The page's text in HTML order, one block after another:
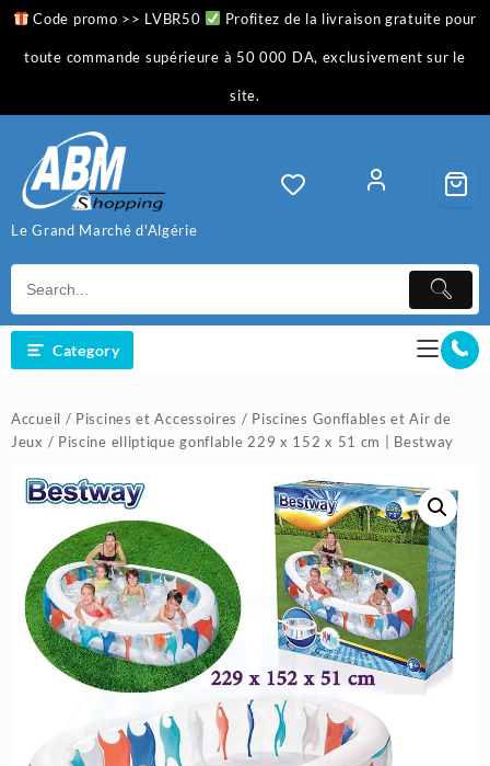
Skip
content
Code promo >> LVBR50 Profitez de la livraison gratuite pour
toute commande supérieure à 50 000 DA, exclusivement sur le
site.
Le Grand Marché d'Algérie
Category
Accueil / Piscines et Accessoires / Piscines Gonflables et Air de
Jeux / Piscine elliptique gonflable 229 x 152 x 51 cm | Bestway